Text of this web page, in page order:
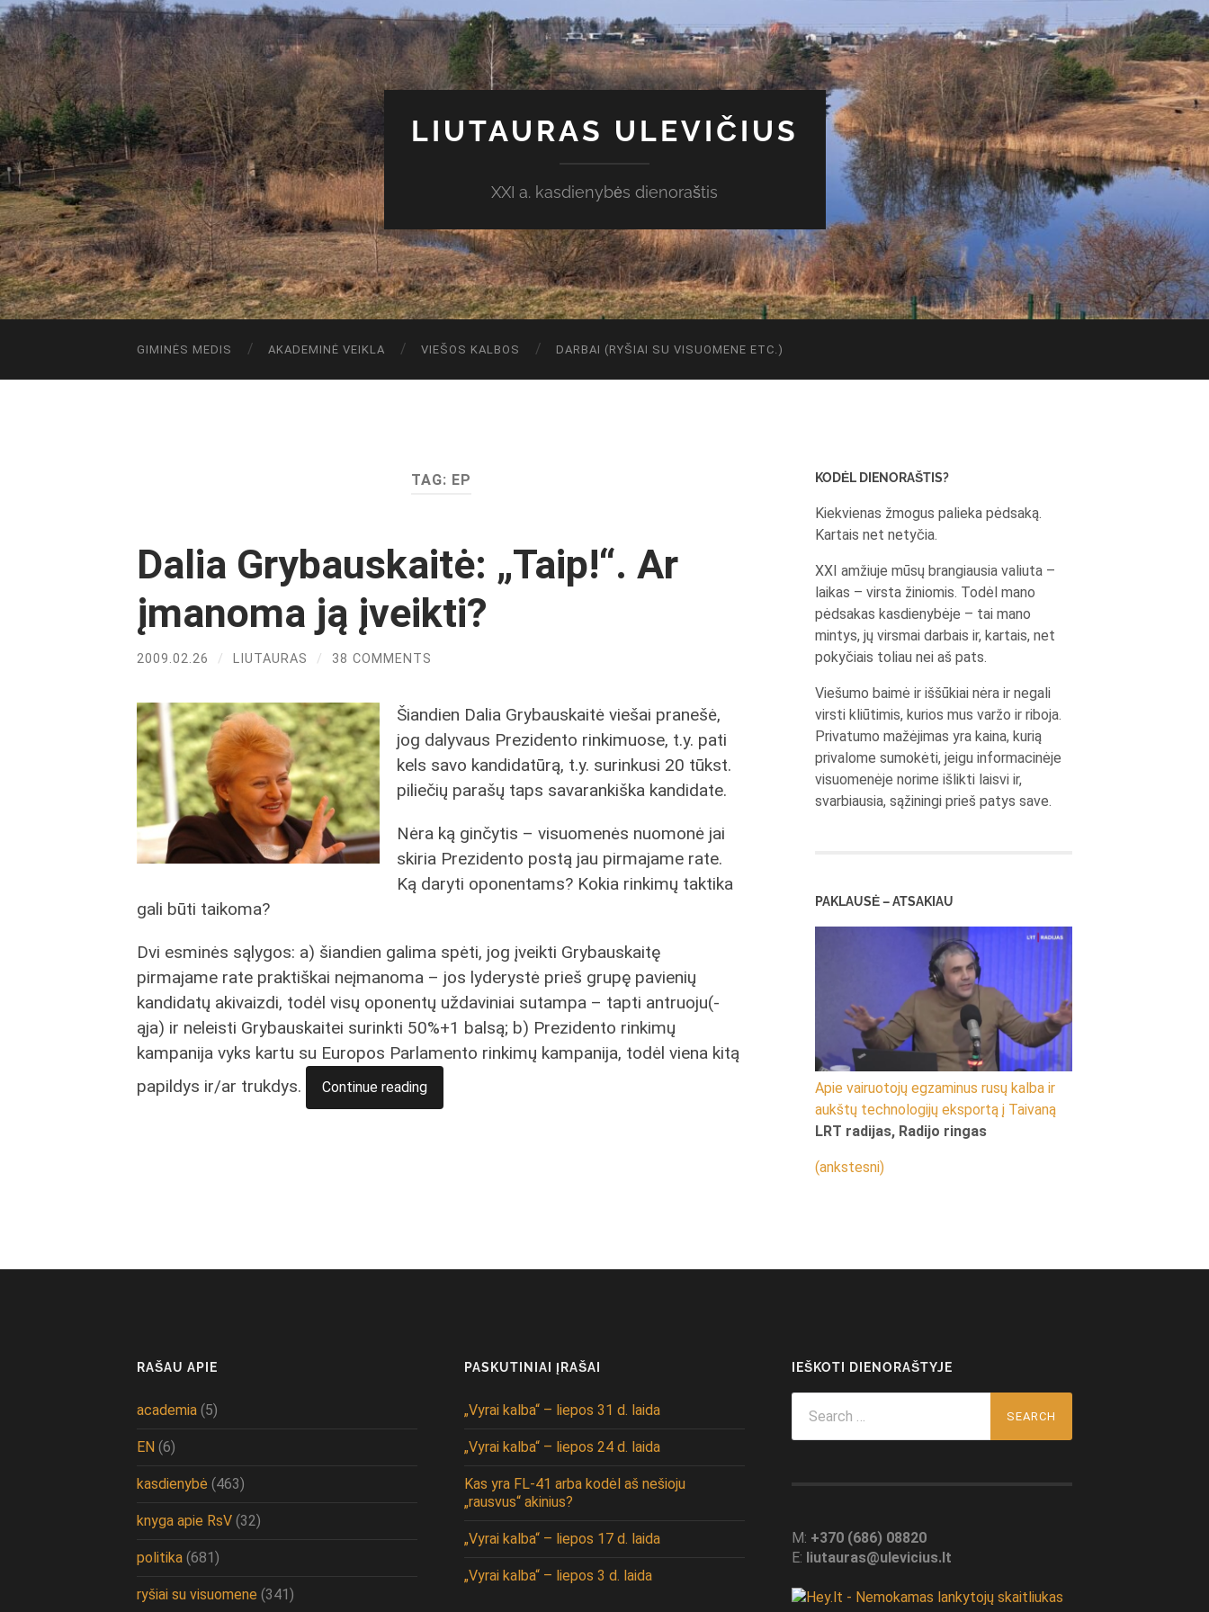
LIUTAURAS ULEVIČIUS
XXI a. kasdienybės dienoraštis
GIMINĖS MEDIS AKADEMINĖ VEIKLA VIEŠOS KALBOS DARBAI (RYŠIAI SU VISUOMENE ETC.)
TAG: EP
Dalia Grybauskaitė: „Taip!“. Ar
įmanoma ją įveikti?
2009.02.26 / LIUTAURAS / 38 COMMENTS
Šiandien Dalia Grybauskaitė viešai pranešė,
jog dalyvaus Prezidento rinkimuose, t.y. pati
kels savo kandidatūrą, t.y. surinkusi 20 tūkst.
piliečių parašų taps savarankiška kandidate.
Nėra ką ginčytis – visuomenės nuomonė jai
skiria Prezidento postą jau pirmajame rate.
Ką daryti oponentams? Kokia rinkimų taktika
gali būti taikoma?
Dvi esminės sąlygos: a) šiandien galima spėti, jog įveikti Grybauskaitę
pirmajame rate praktiškai neįmanoma – jos lyderystė prieš grupę pavienių
kandidatų akivaizdi, todėl visų oponentų uždaviniai sutampa – tapti antruoju(-
ąja) ir neleisti Grybauskaitei surinkti 50%+1 balsą; b) Prezidento rinkimų
kampanija vyks kartu su Europos Parlamento rinkimų kampanija, todėl viena kitą
papildys ir/ar trukdys.
Continue reading
KODĖL DIENORAŠTIS?
Kiekvienas žmogus palieka pėdsaką.
Kartais net netyčia.
XXI amžiuje mūsų brangiausia valiuta –
laikas – virsta žiniomis. Todėl mano
pėdsakas kasdienybėje – tai mano
mintys, jų virsmai darbais ir, kartais, net
pokyčiais toliau nei aš pats.
Viešumo baimė ir iššūkiai nėra ir negali
virsti kliūtimis, kurios mus varžo ir riboja.
Privatumo mažėjimas yra kaina, kurią
privalome sumokėti, jeigu informacinėje
visuomenėje norime išlikti laisvi ir,
svarbiausia, sąžiningi prieš patys save.
PAKLAUSĖ – ATSAKIAU
Apie vairuotojų egzaminus rusų kalba ir
aukštų technologijų eksportą į Taivaną
LRT radijas, Radijo ringas
(ankstesni)
RAŠAU APIE
academia (5)
EN (6)
kasdienybė (463)
knyga apie RsV (32)
politika (681)
ryšiai su visuomene (341)
PASKUTINIAI ĮRAŠAI
„Vyrai kalba“ – liepos 31 d. laida
„Vyrai kalba“ – liepos 24 d. laida
Kas yra FL-41 arba kodėl aš nešioju
„rausvus“ akinius?
„Vyrai kalba“ – liepos 17 d. laida
„Vyrai kalba“ – liepos 3 d. laida
IEŠKOTI DIENORAŠTYJE
for:
M: +370 (686) 08820
E: liutauras@ulevicius.lt